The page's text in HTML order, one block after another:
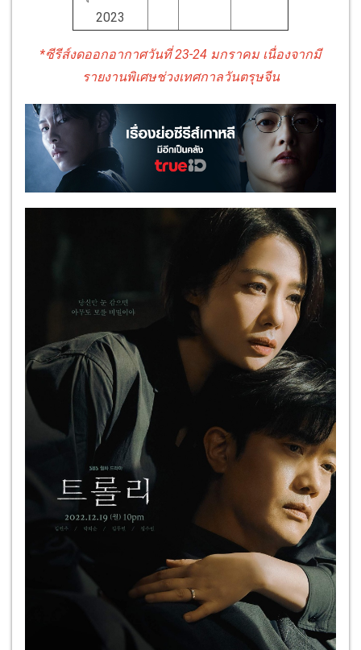
2023
*ซีรีส์งดออกอากาศวันที่ 23-24 มกราคม เนื่องจากมี
รายงานพิเศษช่วงเทศกาลวันตรุษจีน